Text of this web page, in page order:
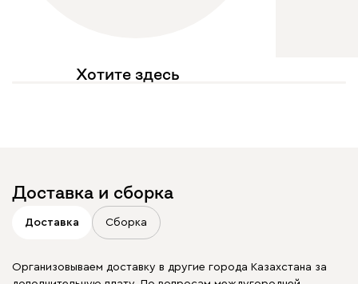
Хотите здесь
Доставка и сборка
Доставка Сборка
Организовываем доставку в другие города Казахстана за